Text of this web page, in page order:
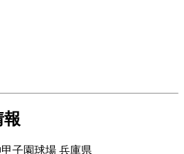
報
甲子園球場 兵庫県